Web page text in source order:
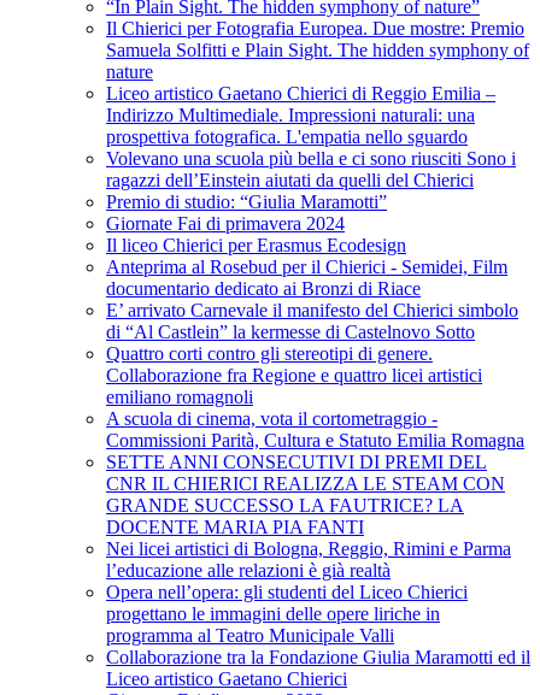
“In Plain Sight. The hidden symphony of nature”
Il Chierici per Fotografia Europea. Due mostre: Premio
Samuela Solfitti e Plain Sight. The hidden symphony of
nature
Liceo artistico Gaetano Chierici di Reggio Emilia –
Indirizzo Multimediale. Impressioni naturali: una
prospettiva fotografica. L'empatia nello sguardo
Volevano una scuola più bella e ci sono riusciti Sono i
ragazzi dell’Einstein aiutati da quelli del Chierici
Premio di studio: “Giulia Maramotti”
Giornate Fai di primavera 2024
Il liceo Chierici per Erasmus Ecodesign
Anteprima al Rosebud per il Chierici - Semidei, Film
documentario dedicato ai Bronzi di Riace
E’ arrivato Carnevale il manifesto del Chierici simbolo
di “Al Castlein” la kermesse di Castelnovo Sotto
Quattro corti contro gli stereotipi di genere.
Collaborazione fra Regione e quattro licei artistici
emiliano romagnoli
A scuola di cinema, vota il cortometraggio -
Commissioni Parità, Cultura e Statuto Emilia Romagna
SETTE ANNI CONSECUTIVI DI PREMI DEL
CNR IL CHIERICI REALIZZA LE STEAM CON
GRANDE SUCCESSO LA FAUTRICE? LA
DOCENTE MARIA PIA FANTI
Nei licei artistici di Bologna, Reggio, Rimini e Parma
l’educazione alle relazioni è già realtà
Opera nell’opera: gli studenti del Liceo Chierici
progettano le immagini delle opere liriche in
programma al Teatro Municipale Valli
Collaborazione tra la Fondazione Giulia Maramotti ed il
Liceo artistico Gaetano Chierici